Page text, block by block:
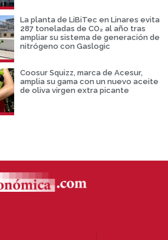
La planta de LiBiTec en Linares evita
287 toneladas de CO₂ al año tras
ampliar su sistema de generación de
nitrógeno con Gaslogic
Coosur Squizz, marca de Acesur,
amplia su gama con un nuevo aceite
de oliva virgen extra picante